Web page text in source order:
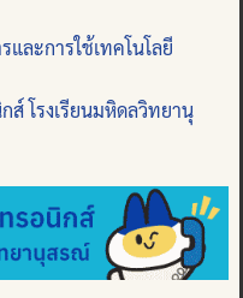
และการใช้เทคโนโลยี
ส์ โรงเรียนมหิดลวิทยานุ